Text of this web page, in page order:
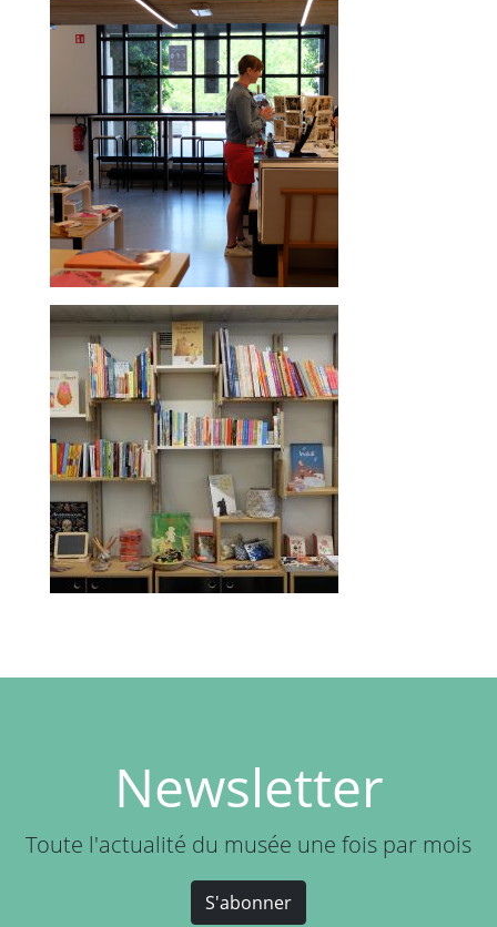
Image
Image
Newsletter
Toute l'actualité du musée une fois par mois
S'abonner